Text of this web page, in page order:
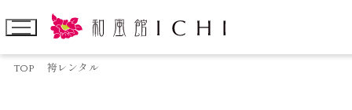
TOP 袴レンタル